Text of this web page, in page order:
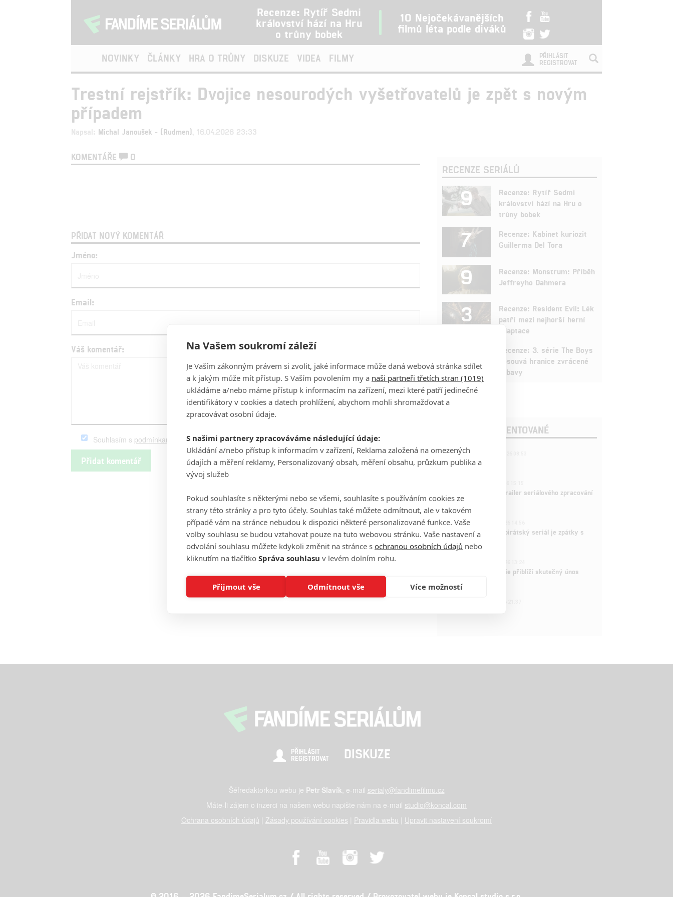
Recenze: Rytíř Sedmi
království hází na Hru
o trůny bobek
10 Nejočekávanějších
filmů léta podle diváků
NOVINKY ČLÁNKY HRA O TRŮNY DISKUZE VIDEA FILMY
PŘIHLÁSIT
REGISTROVAT
Trestní rejstřík: Dvojice nesourodých vyšetřovatelů je zpět s novým
případem
Napsal: Michal Janoušek - (Rudmen) , 16.04.2026 23:33
KOMENTÁŘE 0
PŘIDAT NOVÝ KOMENTÁŘ
Jméno:
Email:
Váš komentář:
Souhlasím s podmínkami serveru FandimeFilmu.cz
RECENZE SERIÁLŮ
9
Recenze: Rytíř Sedmi
království hází na Hru o
trůny bobek
7
Recenze: Kabinet kuriozit
Guillerma Del Tora
9
Recenze: Monstrum: Příběh
Jeffreyho Dahmera
3
Recenze: Resident Evil: Lék
patří mezi nejhorší herní
adaptace
Recenze: 3. série The Boys
posouvá hranice zvrácené
zábavy
POSLEDNÍ KOMENTOVANÉ
221
拆彈專家
Harry Potter: První trailer seriálového zpracování
je venku
3ČLÁNEK | 15.03.2026 14:56
One Piece: Oblíbený pirátský seriál je zpátky s
novými epizodami
Nová dramatická série přiblíží skutečný únos
PŘIHLÁSIT
REGISTROVAT
DISKUZE
Šéfredaktorkou webu je Petr Slavík, e-mail serialy@fandimefilmu.cz
Máte-li zájem o inzerci na našem webu napište nám na e-mail studio@koncal.com
Ochrana osobních údajů
Zásady používání cookies Pravidla webu Upravit nastavení soukromí
Na Vašem soukromí záleží
Je Vaším zákonným právem si zvolit, jaké informace může daná webová stránka sdílet
a k jakým může mít přístup. S Vaším povolením my a naši partneři třetích stran (1019)
ukládáme a/nebo máme přístup k informacím na zařízení, mezi které patří jedinečné
identifikátory v cookies a datech prohlížení, abychom mohli shromažďovat a
zpracovávat osobní údaje.
S našimi partnery zpracováváme následující údaje:
Ukládání a/nebo přístup k informacím v zařízení, Reklama založená na omezených
údajích a měření reklamy, Personalizovaný obsah, měření obsahu, průzkum publika a
vývoj služeb
Pokud souhlasíte s některými nebo se všemi, souhlasíte s používáním cookies ze
strany této stránky a pro tyto účely. Souhlas také můžete odmítnout, ale v takovém
případě vám na stránce nebudou k dispozici některé personalizované funkce. Vaše
volby souhlasu se budou vztahovat pouze na tuto webovou stránku. Vaše nastavení a
odvolání souhlasu můžete kdykoli změnit na stránce s ochranou osobních údajů nebo
kliknutím na tlačítko Správa souhlasu v levém dolním rohu.
Přijmout vše Odmítnout vše Více možností